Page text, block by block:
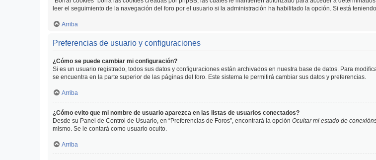
leer el seguimiento de la navegación del foro por el usuario si la administración ha habilitado la opción. Si está
Arriba
Preferencias de usuario y configuraciones
¿Cómo se puede cambiar mi configuración?
Si es un usuario registrado, todos sus datos y configuraciones están archivados en nuestra base de datos. Para
se encuentra en la parte superior de las páginas del foro. Este sistema le permitirá cambiar sus datos y preferencias.
Arriba
¿Cómo evito que mi nombre de usuario aparezca en las listas de usuarios conectados?
Desde su Panel de Control de Usuario, en “Preferencias de Foros”, encontrará la opción Ocultar mi estado de
mismo. Se le contará como usuario oculto.
Arriba